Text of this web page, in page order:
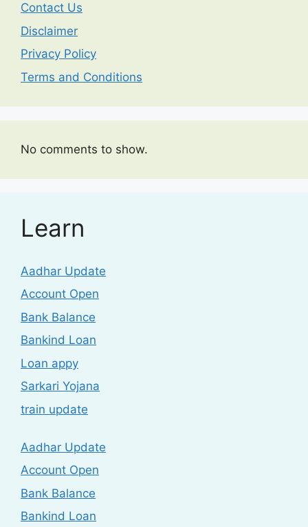
Contact Us
Disclaimer
Privacy Policy
Terms and Conditions
No comments to show.
Learn
Aadhar Update
Account Open
Bank Balance
Bankind Loan
Loan appy
Sarkari Yojana
train update
Aadhar Update
Account Open
Bank Balance
Bankind Loan